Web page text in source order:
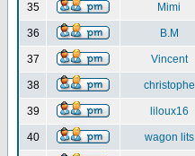
35 Mimi
36 B.M
37 Vincent
38 christophe
39 liloux16
40 wagon lits